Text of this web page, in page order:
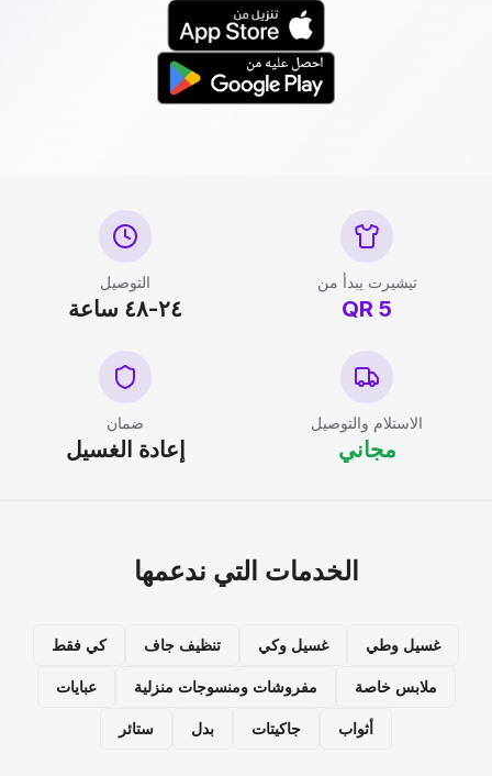
تيشيرت يبدأ من
5
QR
التوصيل
٢٤-٤٨ ساعة
الاستلام والتوصيل
مجاني
ضمان
إعادة الغسيل
الخدمات التي ندعمها
غسيل وطي غسيل وكي تنظيف جاف كي فقط
ملابس خاصة مفروشات ومنسوجات منزلية عبايات
أثواب جاكيتات بدل ستائر